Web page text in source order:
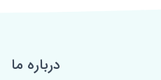
درباره ما